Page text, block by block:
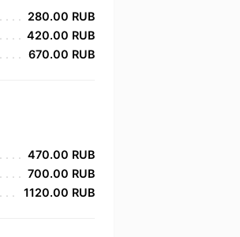
280.00 RUB
420.00 RUB
670.00 RUB
470.00 RUB
700.00 RUB
1120.00 RUB